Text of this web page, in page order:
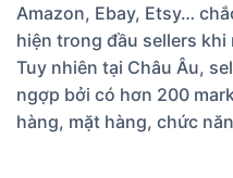
Amazon, Ebay, Etsy…
hiện trong đầu sellers
Tuy nhiên tại Châu Âu,
ngợp bởi có hơn 200
hàng, mặt hàng, chức